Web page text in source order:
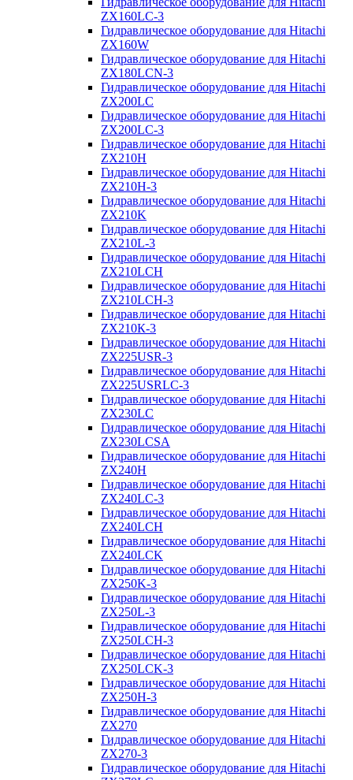
ZX160LC-3
Гидравлическое оборудование для Hitachi
ZX160W
Гидравлическое оборудование для Hitachi
ZX180LCN-3
Гидравлическое оборудование для Hitachi
ZX200LC
Гидравлическое оборудование для Hitachi
ZX200LC-3
Гидравлическое оборудование для Hitachi
ZX210H
Гидравлическое оборудование для Hitachi
ZX210H-3
Гидравлическое оборудование для Hitachi
ZX210K
Гидравлическое оборудование для Hitachi
ZX210L-3
Гидравлическое оборудование для Hitachi
ZX210LCH
Гидравлическое оборудование для Hitachi
ZX210LCH-3
Гидравлическое оборудование для Hitachi
ZX210К-3
Гидравлическое оборудование для Hitachi
ZX225USR-3
Гидравлическое оборудование для Hitachi
ZX225USRLC-3
Гидравлическое оборудование для Hitachi
ZX230LC
Гидравлическое оборудование для Hitachi
ZX230LCSA
Гидравлическое оборудование для Hitachi
ZX240H
Гидравлическое оборудование для Hitachi
ZX240LC-3
Гидравлическое оборудование для Hitachi
ZX240LCH
Гидравлическое оборудование для Hitachi
ZX240LCK
Гидравлическое оборудование для Hitachi
ZX250K-3
Гидравлическое оборудование для Hitachi
ZX250L-3
Гидравлическое оборудование для Hitachi
ZX250LCH-3
Гидравлическое оборудование для Hitachi
ZX250LCK-3
Гидравлическое оборудование для Hitachi
ZX250Н-3
Гидравлическое оборудование для Hitachi
ZX270
Гидравлическое оборудование для Hitachi
ZX270-3
Гидравлическое оборудование для Hitachi